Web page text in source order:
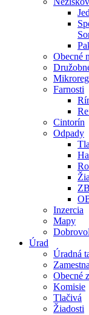
Obecné
Farnosti
Cintorín
Odpady
Inzercia
Mapy
Úrad
Úradná
Obecné
Komisie
Tlačivá
Žiadosti